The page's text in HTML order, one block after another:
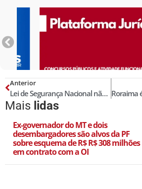
Anterior
Lei de Segurança Nacional não se aplica a crime contra agente de Estado
Mais lidas
Ex-governador do MT e dois
desembargadores são alvos da PF
sobre esquema de R$ R$ 308 milhões
em contrato com a OI